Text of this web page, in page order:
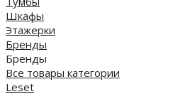
Шкафы
Этажерки
Бренды
Бренды
Все товары категории
Leset